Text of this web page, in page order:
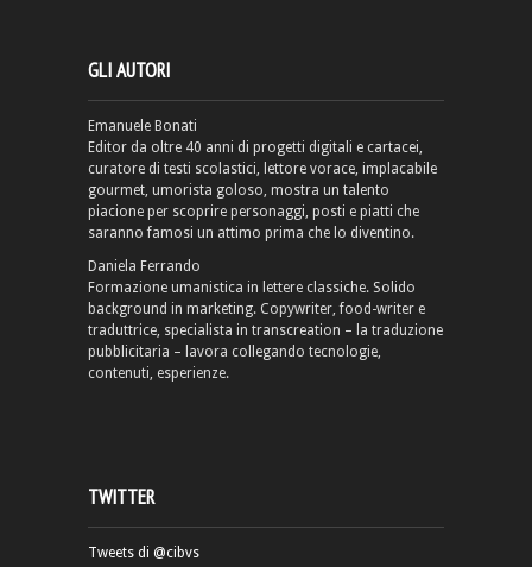
GLI AUTORI
Emanuele Bonati
Editor da oltre 40 anni di progetti digitali e cartacei,
curatore di testi scolastici, lettore vorace, implacabile
gourmet, umorista goloso, mostra un talento
piacione per scoprire personaggi, posti e piatti che
saranno famosi un attimo prima che lo diventino.
Daniela Ferrando
Formazione umanistica in lettere classiche. Solido
background in marketing. Copywriter, food-writer e
traduttrice, specialista in transcreation – la traduzione
pubblicitaria – lavora collegando tecnologie,
contenuti, esperienze.
TWITTER
Tweets di @cibvs